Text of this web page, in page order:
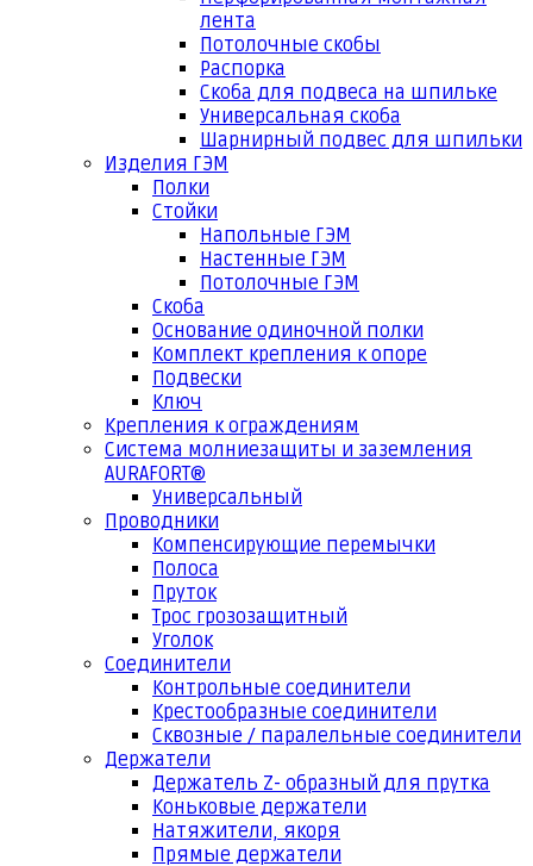
лента
Потолочные скобы
Распорка
Скоба для подвеса на шпильке
Универсальная скоба
Шарнирный подвес для шпильки
Изделия ГЭМ
Полки
Стойки
Напольные ГЭМ
Настенные ГЭМ
Потолочные ГЭМ
Скоба
Основание одиночной полки
Комплект крепления к опоре
Подвески
Ключ
Крепления к ограждениям
Система молниезащиты и заземления
AURAFORT®
Универсальный
Проводники
Компенсирующие перемычки
Полоса
Пруток
Трос грозозащитный
Уголок
Соединители
Контрольные соединители
Крестообразные соединители
Сквозные / паралельные соединители
Держатели
Держатель Z- образный для прутка
Коньковые держатели
Натяжители, якоря
Прямые держатели